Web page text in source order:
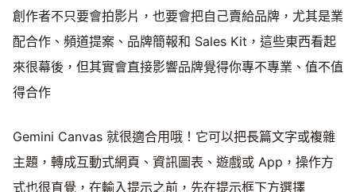
創作者不只要會拍影片，也要會把自己賣給品牌，尤其是業
配合作、頻道提案、品牌簡報和 Sales Kit，這些東西看起
來很幕後，但其實會直接影響品牌覺得你專不專業、值不值
得合作
Gemini Canvas 就很適合用哦！它可以把長篇文字或複雜
主題，轉成互動式網頁、資訊圖表、遊戲或 App，操作方
式也很直覺，在輸入提示之前，先在提示框下方選擇